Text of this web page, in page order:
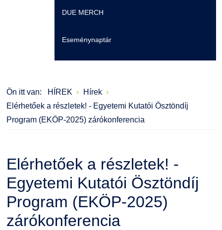
Moodle
Átjelentkezőknek
Karrier
Családbarát Szolgáltató
Hallgatókra érvényes szabályzatok
Ösztöndíjak
Könyvtár
Szakmentori rendszer
Felnőttképzés
Origó nyelvvizsga
Neptun
Moodle
Családbarát Szolgáltató
Dokumentumok
Érdekvédelmi testületek
Szervezeti felépítés
Szabályzatok
Díjak, elismerések
Kapcsolat
Minőségirányítás
Intézményi és Tanulmányi Tájékoztató
DUE MERCH
Eseménynaptár
Ön itt van: HÍREK
Hírek
Elérhetőek a részletek! - Egyetemi Kutatói Ösztöndíj
Program (EKÖP-2025) zárókonferencia
Elérhetőek a részletek! -
Egyetemi Kutatói Ösztöndíj
Program (EKÖP-2025)
zárókonferencia